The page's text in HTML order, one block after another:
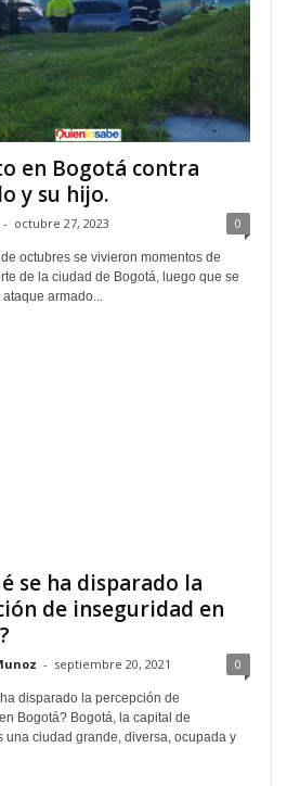
en Bogotá contra
y su hijo.
- octubre 27, 2023 0
octubres se vivieron momentos de
de la ciudad de Bogotá, luego que se
armado...
se ha disparado la
de inseguridad en
- septiembre 20, 2021 0
disparado la percepción de
Bogotá? Bogotá, la capital de
una ciudad grande, diversa, ocupada y